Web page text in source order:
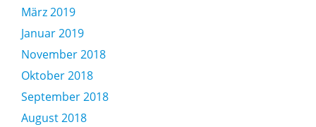
März 2019
Januar 2019
November 2018
Oktober 2018
September 2018
August 2018